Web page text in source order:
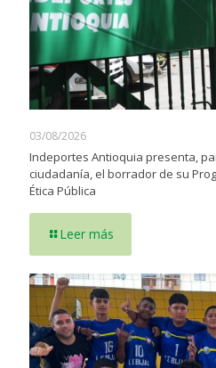
03/08/2026
Indeportes Antioquia presenta,
ciudadanía, el borrador de su
Ética Pública
Leer más